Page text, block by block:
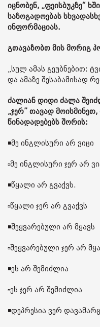
იცნობენ, „ფეისბუკზე“
საზოგადოებას
ინფორმაციას.
გთავაზობთ მის მორიგ
„სულ ამას გეუბნებით:
და ამაზე შესაბამისად
ძალიან დიდი ძალა
„ჯერ” თავად
წინადადებებს შორის:
◾️მე ინგლისური არ ვიცი
▫️მე ინგლისური ჯერ არ
◾️წყალი არ გვაქვს.
▫️წყალი ჯერ არ გვაქვს
◾️შეყვარებული არ მყავს
▫️შეყვარებული ჯერ არ
◾️ეს არ შემიძლია
▫️ეს ჯერ არ შემიძლია
◾️დეპრესია ვერ